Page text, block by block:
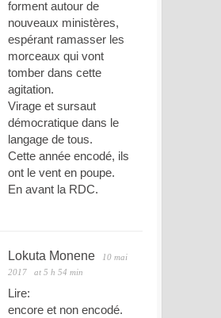
forment autour de
nouveaux ministères,
espérant ramasser les
morceaux qui vont
tomber dans cette
agitation.
Virage et sursaut
démocratique dans le
langage de tous.
Cette année encodé, ils
ont le vent en poupe.
En avant la RDC.
Lokuta Monene
10 mai
2017
at 5 h 54 min
Lire:
encore et non encodé.